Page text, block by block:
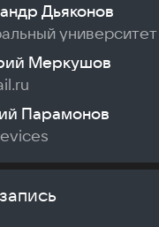
Дьяконов
университет
Меркушов
Парамонов